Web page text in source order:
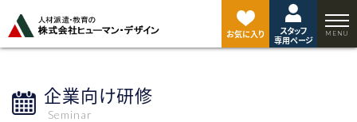
お気に入り
スタッフ
専用ページ
企業向け研修
Seminar
ジ
ト